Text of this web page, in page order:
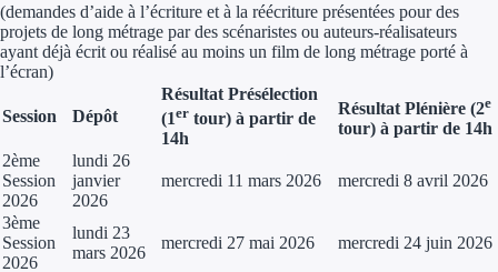
(demandes d’aide à l’écriture et à la réécriture présentées pour des
projets de long métrage par des scénaristes ou auteurs-réalisateurs
ayant déjà écrit ou réalisé au moins un film de long métrage porté à
l’écran)
Session Dépôt
Résultat Présélection
(1er tour) à partir de
14h
Résultat Plénière (2e
tour) à partir de 14h
2ème
Session
2026
lundi 26
janvier
2026
mercredi 11 mars 2026 mercredi 8 avril 2026
3ème
Session
2026
lundi 23
mars 2026
mercredi 27 mai 2026 mercredi 24 juin 2026